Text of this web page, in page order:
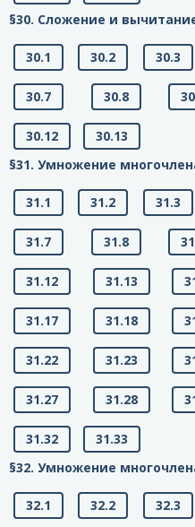
§30. Сложение и
30.1 30.2 30.3
30.7 30.8
30.12
30.13
§31. Умножение
31.1 31.2 31.3
31.7 31.8
31.12 31.13
31.17 31.18
31.22 31.23
31.27 31.28
31.32
31.33
§32. Умножение
32.1 32.2 32.3